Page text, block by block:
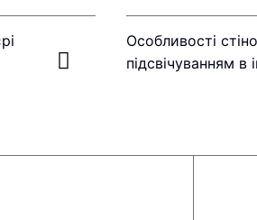
Особливості
підсвічуванням в